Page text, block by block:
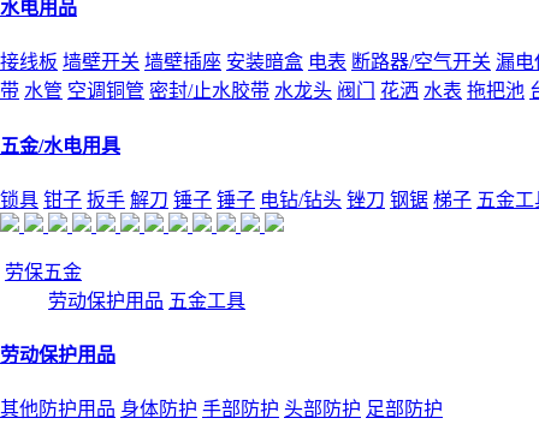
水电用品
接线板 墙壁开关 墙壁插座 安装暗盒 电表 断路器/空气开关 漏电
带 水管 空调铜管 密封/止水胶带 水龙头 阀门 花洒 水表 拖把池
五金/水电用具
锁具 钳子 扳手 解刀 锤子 锤子 电钻/钻头 锉刀 钢锯 梯子 五金
劳保五金
劳动保护用品 五金工具
劳动保护用品
其他防护用品 身体防护 手部防护 头部防护 足部防护